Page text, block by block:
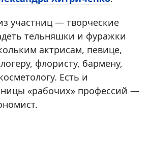
участниц — творческие
тельняшки и фуражки
актрисам, певице,
флористу, бармену,
Есть и
«рабочих» профессий —